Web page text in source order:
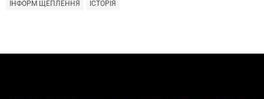
ІНФОРМ ЩЕПЛЕННЯ
ІСТОРІЯ